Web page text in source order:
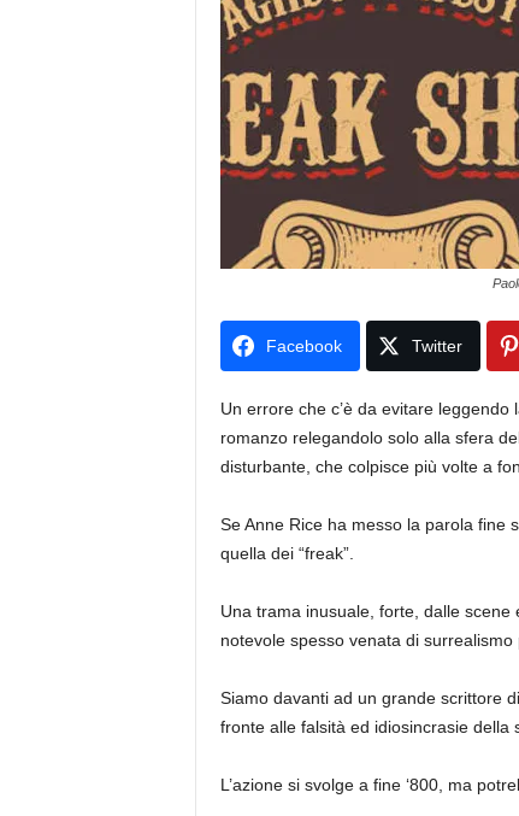
Facebook Twitter
Un errore che c’è da evitare
romanzo relegandolo solo alla sfera
disturbante, che colpisce più volte a
Se Anne Rice ha messo la parola fine
quella dei “freak”.
Una trama inusuale, forte, dalle scene
notevole spesso venata di surrealismo
Siamo davanti ad un grande scrittore
fronte alle falsità ed idiosincrasie della
L’azione si svolge a fine ‘800, ma